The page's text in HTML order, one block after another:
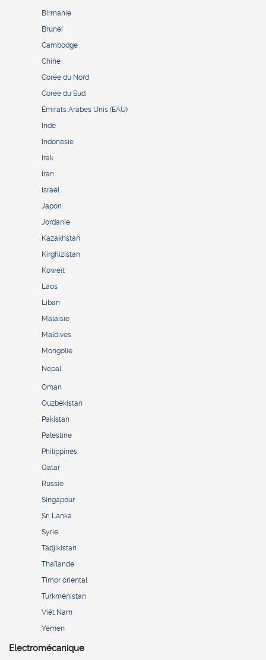
Birmanie
Brunei
Cambodge
Chine
Corée du Nord
Corée du Sud
Émirats Arabes Unis (EAU)
Inde
Indonésie
Irak
Iran
Israël
Japon
Jordanie
Kazakhstan
Kirghizistan
Koweït
Laos
Liban
Malaisie
Maldives
Mongolie
Népal
Oman
Ouzbékistan
Pakistan
Palestine
Philippines
Qatar
Russie
Singapour
Sri Lanka
Syrie
Tadjikistan
Thaïlande
Timor oriental
Turkménistan
Viêt Nam
Yémen
Electromécanique